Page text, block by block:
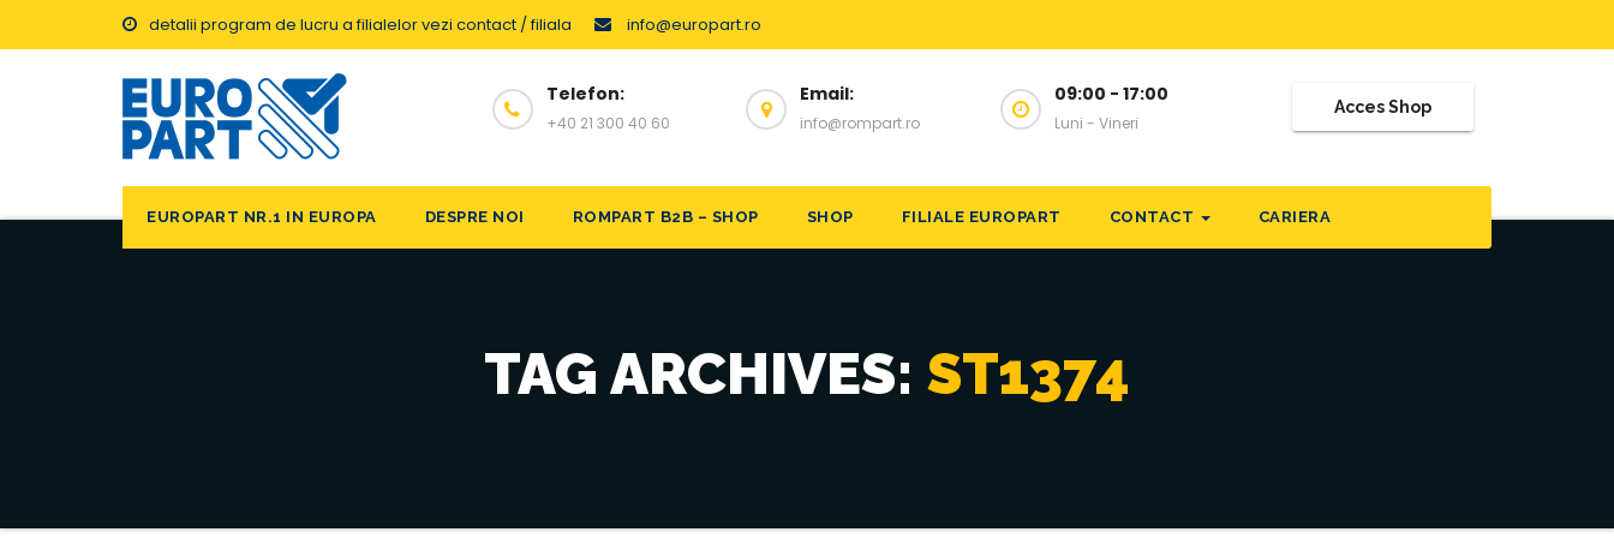
detalii program de lucru a filialelor vezi contact / filiala info@europart.ro
Telefon:
+40 21 300 40 60
Email:
info@rompart.ro
09:00 - 17:00
Luni - Vineri
Acces Shop
EUROPART NR.1 IN EUROPA DESPRE NOI ROMPART B2B – SHOP SHOP FILIALE EUROPART CONTACT CARIERA
TAG ARCHIVES: ST1374